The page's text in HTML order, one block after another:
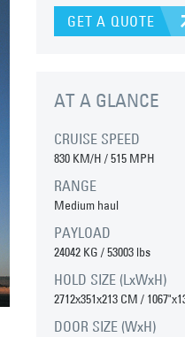
GET A QUOTE
AT A GLANCE
CRUISE SPEED
830 KM/H / 515 MPH
RANGE
Medium haul
PAYLOAD
24042 KG / 53003 lbs
HOLD SIZE (LxWxH)
2712x351x213 CM /
DOOR SIZE (WxH)